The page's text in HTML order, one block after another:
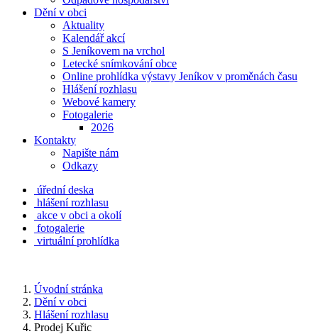
Dění v obci
Aktuality
Kalendář akcí
S Jeníkovem na vrchol
Letecké snímkování obce
Online prohlídka výstavy Jeníkov v proměnách času
Hlášení rozhlasu
Webové kamery
Fotogalerie
2026
Kontakty
Napište nám
Odkazy
úřední deska
hlášení rozhlasu
akce v obci a okolí
fotogalerie
virtuální prohlídka
Úvodní stránka
Dění v obci
Hlášení rozhlasu
Prodej Kuřic